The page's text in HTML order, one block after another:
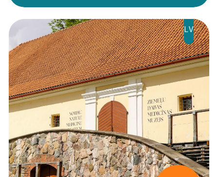
LV